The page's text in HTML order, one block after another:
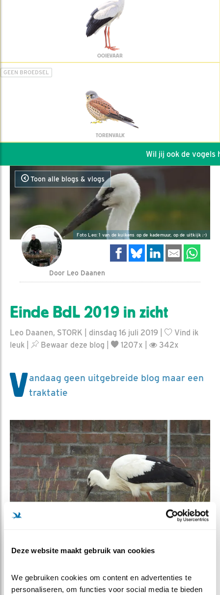
Deze website maakt gebruik van cookies
We gebruiken cookies om content en advertenties te
personaliseren, om functies voor social media te bieden
OOIEVAAR
GEEN BROEDSEL
TORENVALK
Wil jij ook de vogels
Toon alle blogs & vlogs
Foto Leo: 1 van de kuikens op de kademuur, op de uitkijk ;-)
Door Leo Daanen
Einde BdL 2019 in zicht
Leo Daanen, STORK | dinsdag 16 juli 2019 |
Vind ik
leuk
Bewaar deze blog 1207x | 342x
Vandaag geen uitgebreide blog maar een
traktatie
Foto Leo: Kuiken 5E436 loopt parmantig langs de
kademuur te foerageren.